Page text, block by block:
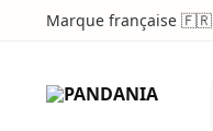
Marque française 🇫🇷